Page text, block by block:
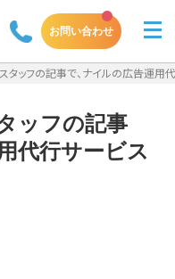
お問い合わせ
タッフの記事で、ナイルの広告運用
ッフの記事
代行サービス